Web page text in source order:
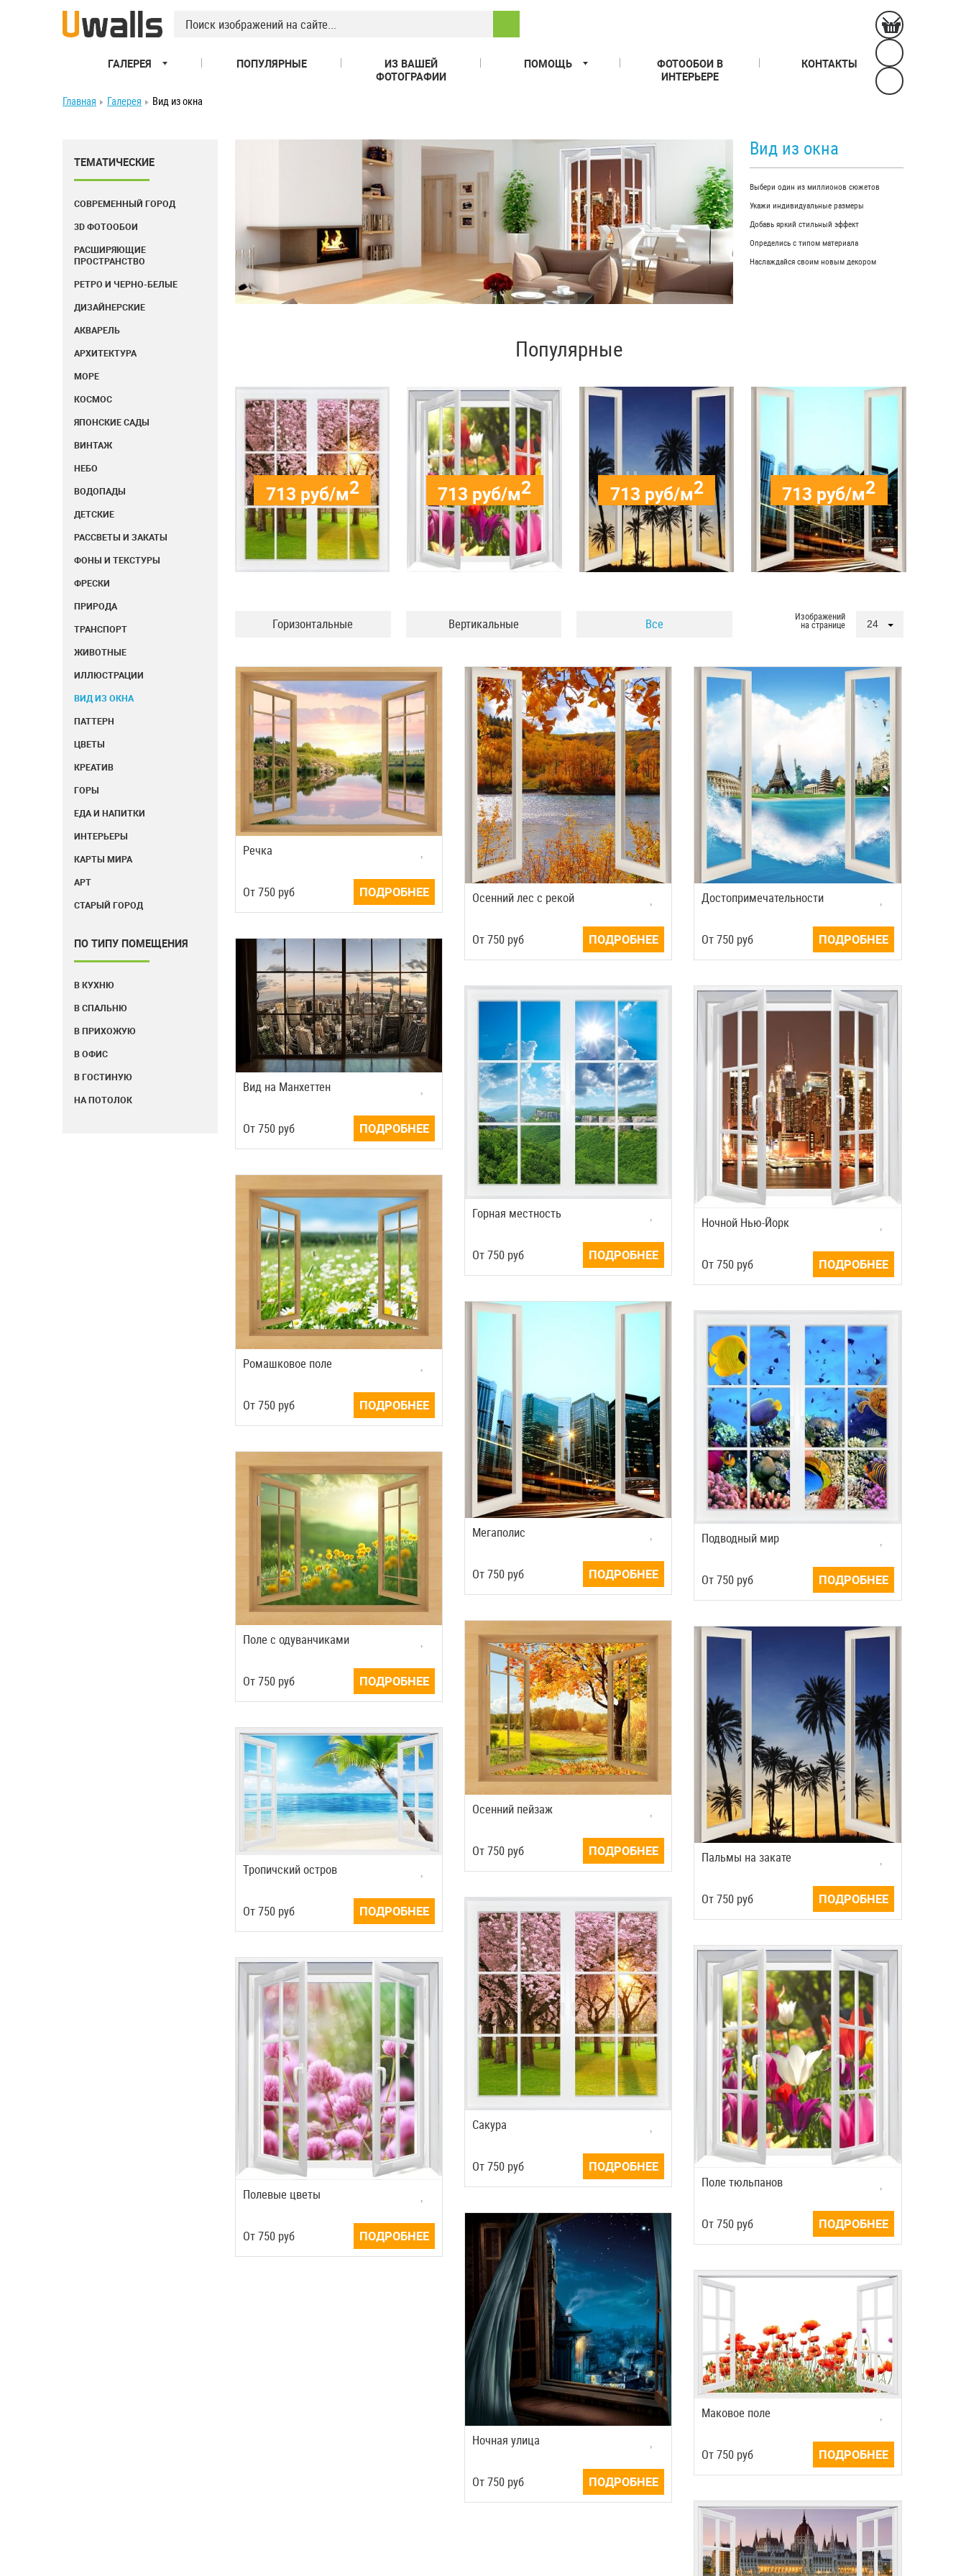
ГАЛЕРЕЯ ПОПУЛЯРНЫЕ
ИЗ ВАШЕЙ
ФОТОГРАФИИ
ПОМОЩЬ
ФОТООБОИ В
ИНТЕРЬЕРЕ
КОНТАКТЫ
Главная Галерея Вид из окна
ТЕМАТИЧЕСКИЕ
СОВРЕМЕННЫЙ ГОРОД
3D ФОТООБОИ
РАСШИРЯЮЩИЕ
ПРОСТРАНСТВО
РЕТРО И ЧЕРНО-БЕЛЫЕ
ДИЗАЙНЕРСКИЕ
АКВАРЕЛЬ
АРХИТЕКТУРА
МОРЕ
КОСМОС
ЯПОНСКИЕ САДЫ
ВИНТАЖ
НЕБО
ВОДОПАДЫ
ДЕТСКИЕ
РАССВЕТЫ И ЗАКАТЫ
ФОНЫ И ТЕКСТУРЫ
ФРЕСКИ
ПРИРОДА
ТРАНСПОРТ
ЖИВОТНЫЕ
ИЛЛЮСТРАЦИИ
ВИД ИЗ ОКНА
ПАТТЕРН
ЦВЕТЫ
КРЕАТИВ
ГОРЫ
ЕДА И НАПИТКИ
ИНТЕРЬЕРЫ
КАРТЫ МИРА
АРТ
СТАРЫЙ ГОРОД
ПО ТИПУ ПОМЕЩЕНИЯ
В КУХНЮ
В СПАЛЬНЮ
В ПРИХОЖУЮ
В ОФИС
В ГОСТИНУЮ
НА ПОТОЛОК
Вид из окна
Выбери один из миллионов сюжетов
Укажи индивидуальные размеры
Добавь яркий стильный эффект
Определись с типом материала
Наслаждайся своим новым декором
Популярные
713 руб/м2 713 руб/м2 713 руб/м2 713 руб/м2
Горизонтальные Вертикальные Все 24
Изображений
на странице
Речка
Oт750руб ПОДРОБНЕЕ
Вид на Манхеттен
Oт750руб ПОДРОБНЕЕ
Ромашковое поле
Oт750руб ПОДРОБНЕЕ
Поле с одуванчиками
Oт750руб ПОДРОБНЕЕ
Тропичский остров
Oт750руб ПОДРОБНЕЕ
Полевые цветы
Oт750руб ПОДРОБНЕЕ
Осенний лес с рекой
Oт750 руб ПОДРОБНЕЕ
Горная местность
Oт750 руб ПОДРОБНЕЕ
Мегаполис
Oт750 руб ПОДРОБНЕЕ
Осенний пейзаж
Oт750 руб ПОДРОБНЕЕ
Сакура
Oт750 руб ПОДРОБНЕЕ
Ночная улица
Oт750 руб ПОДРОБНЕЕ
Достопримечательности
Oт750 руб ПОДРОБНЕЕ
Ночной Нью-Йорк
Oт750 руб ПОДРОБНЕЕ
Подводный мир
Oт750 руб ПОДРОБНЕЕ
Пальмы на закате
Oт750 руб ПОДРОБНЕЕ
Поле тюльпанов
Oт750 руб ПОДРОБНЕЕ
Маковое поле
Oт750 руб ПОДРОБНЕЕ